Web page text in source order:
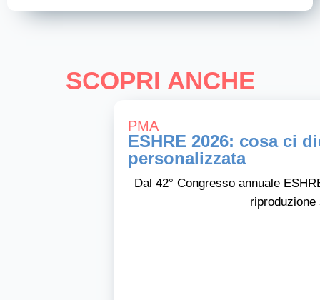
SCOPRI ANCHE
PMA
ESHRE 2026: cosa ci
personalizzata
Dal 42° Congresso annuale